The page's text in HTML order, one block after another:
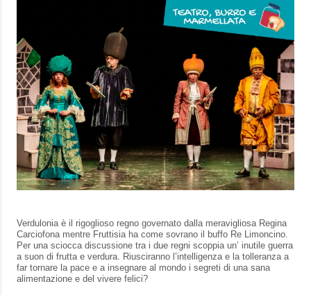
Verdulonia è il rigoglioso regno governato dalla meravigliosa Regina
Carciofona mentre Fruttisia ha come sovrano il buffo Re Limoncino.
Per una sciocca discussione tra i due regni scoppia un’ inutile guerra
a suon di frutta e verdura. Riusciranno l’intelligenza e la tolleranza a
far tornare la pace e a insegnare al mondo i segreti di una sana
alimentazione e del vivere felici?